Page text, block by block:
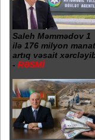
Saleh Məmmədov 1
ilə 176 milyon manat
artıq vəsait
- RƏSMİ